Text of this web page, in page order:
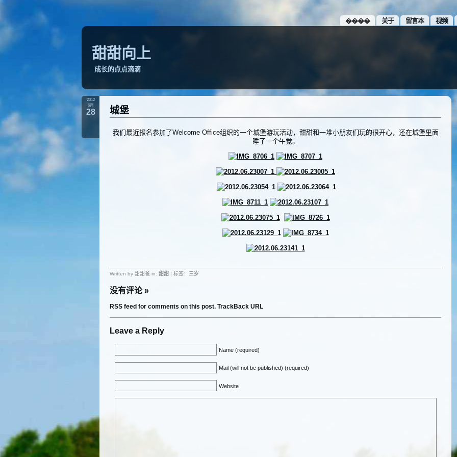
视频
留言本
关于
����
甜甜向上
成长的点点滴滴
2012
6月
28 城堡
我们最近报名参加了Welcome Office组织的一个城堡游玩活动，甜甜和一堆小朋友们玩的很开心，还在城堡里面
睡了一个午觉。
Written by 甜甜爸 in: 甜甜 | 标签： 三岁
没有评论»
RSS feed for comments on this post. TrackBack URL
Leave a Reply
Name (required)
Mail (will not be published) (required)
Website